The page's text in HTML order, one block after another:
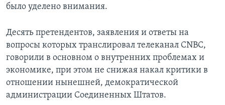
было уделено внимания.
Десять претендентов, заявления и ответы на
вопросы которых транслировал телеканал CNBC,
говорили в основном о внутренних проблемах и
экономике, при этом не снижая накал критики в
отношении нынешней, демократической
администрации Соединенных Штатов.